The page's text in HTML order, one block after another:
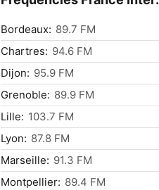
Bordeaux: 89.7 FM
Chartres: 94.6 FM
Dijon: 95.9 FM
Grenoble: 89.9 FM
Lille: 103.7 FM
Lyon: 87.8 FM
Marseille: 91.3 FM
Montpellier: 89.4 FM